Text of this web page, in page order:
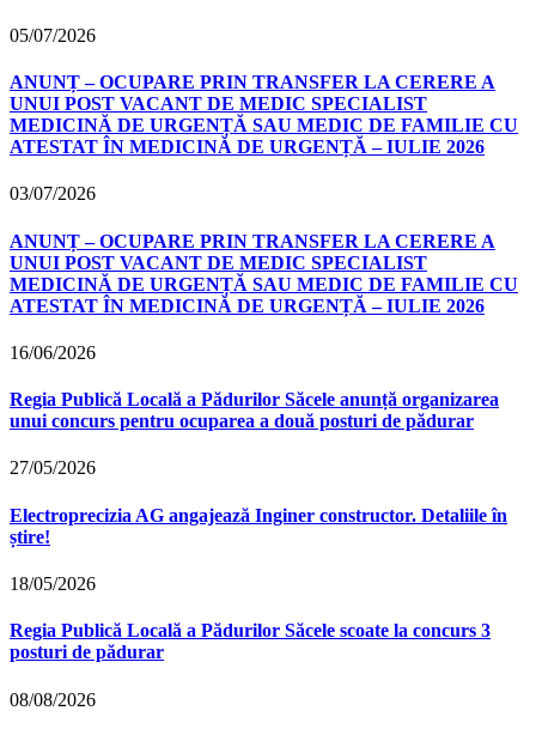
05/07/2026
ANUNȚ – OCUPARE PRIN TRANSFER LA CERERE A
UNUI POST VACANT DE MEDIC SPECIALIST
MEDICINĂ DE URGENȚĂ SAU MEDIC DE FAMILIE CU
ATESTAT ÎN MEDICINĂ DE URGENȚĂ – IULIE 2026
03/07/2026
ANUNȚ – OCUPARE PRIN TRANSFER LA CERERE A
UNUI POST VACANT DE MEDIC SPECIALIST
MEDICINĂ DE URGENȚĂ SAU MEDIC DE FAMILIE CU
ATESTAT ÎN MEDICINĂ DE URGENȚĂ – IULIE 2026
16/06/2026
Regia Publică Locală a Pădurilor Săcele anunță organizarea
unui concurs pentru ocuparea a două posturi de pădurar
27/05/2026
Electroprecizia AG angajează Inginer constructor. Detaliile în
știre!
18/05/2026
Regia Publică Locală a Pădurilor Săcele scoate la concurs 3
posturi de pădurar
08/08/2026